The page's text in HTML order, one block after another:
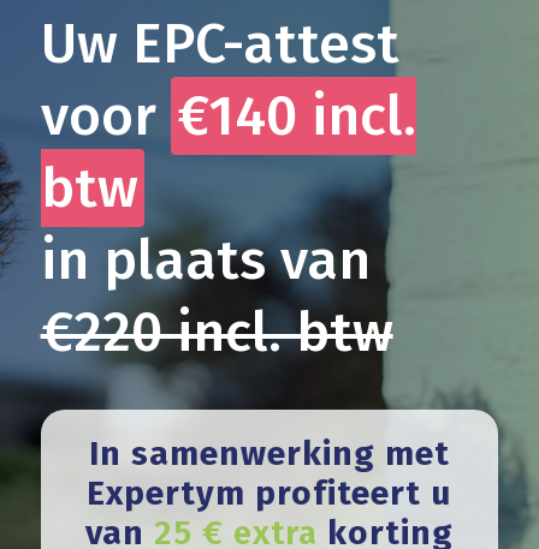
Uw EPC-attest
voor €140 incl.
btw
in plaats van
€220 incl. btw
In samenwerking met
Expertym profiteert u
van 25 € extra korting